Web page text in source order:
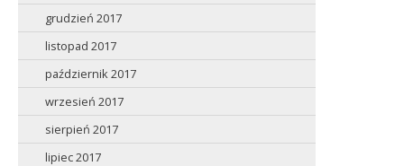
grudzień 2017
listopad 2017
październik 2017
wrzesień 2017
sierpień 2017
lipiec 2017